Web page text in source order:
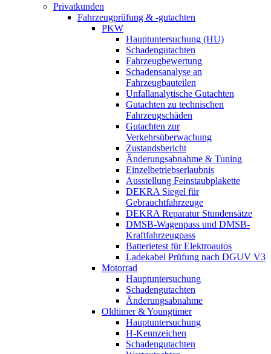
Privatkunden
Fahrzeugprüfung & -gutachten
PKW
Hauptuntersuchung (HU)
Schadengutachten
Fahrzeugbewertung
Schadensanalyse an
Fahrzeugbauteilen
Unfallanalytische Gutachten
Gutachten zu technischen
Fahrzeugschäden
Gutachten zur
Verkehrsüberwachung
Zustandsbericht
Änderungsabnahme & Tuning
Einzelbetriebserlaubnis
Ausstellung Feinstaubplakette
DEKRA Siegel für
Gebrauchtfahrzeuge
DEKRA Reparatur Stundensätze
DMSB-Wagenpass und DMSB-
Kraftfahrzeugpass
Batterietest für Elektroautos
Ladekabel Prüfung nach DGUV V3
Motorrad
Hauptuntersuchung
Schadengutachten
Änderungsabnahme
Oldtimer & Youngtimer
Hauptuntersuchung
H-Kennzeichen
Schadengutachten